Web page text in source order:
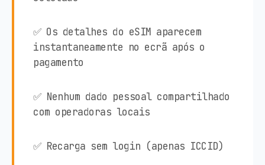
✅ Os detalhes do eSIM aparecem
instantaneamente no ecrã após o
pagamento
✅ Nenhum dado pessoal compartilhado
com operadoras locais
✅ Recarga sem login (apenas ICCID)